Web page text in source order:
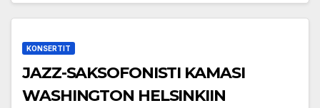
KONSERTIT
JAZZ-SAKSOFONISTI KAMASI
WASHINGTON HELSINKIIN